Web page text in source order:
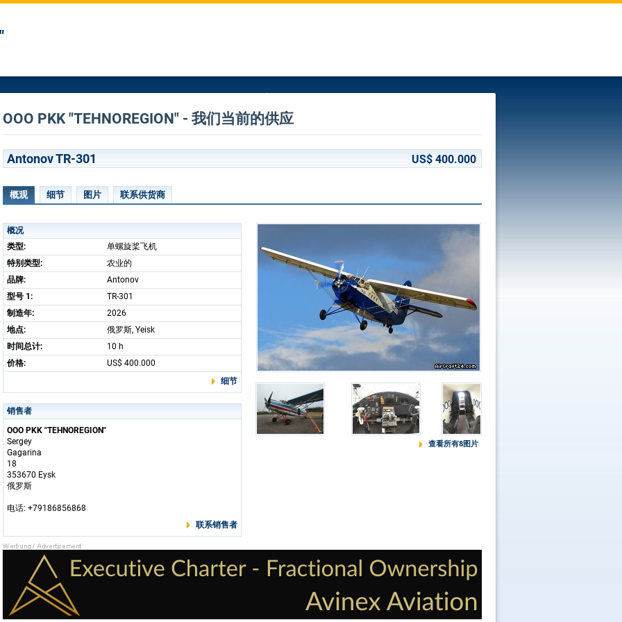
OOO PKK "TEHNOREGION" - 我们当前的供应
Antonov TR-301 US$ 400.000
概观 细节 图片 联系供货商
概况
类型:
单螺旋桨飞机
特别类型:
农业的
品牌:
Antonov
型号 1:
TR-301
制造年:
2026
地点:
俄罗斯, Yeisk
时间总计:
10 h
价格:
US$ 400.000
细节
销售者
OOO PKK "TEHNOREGION"
Sergey
Gagarina
18
353670 Eysk
俄罗斯
电话: +79186856868
联系销售者
查看所有8图片